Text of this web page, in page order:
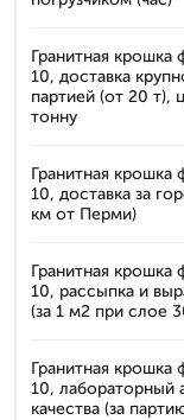
Гранитная крошка
10, доставка
партией (от 20 т),
тонну
Гранитная крошка
10, доставка за
км от Перми)
Гранитная крошка
10, рассыпка и
(за 1 м2 при слое
Гранитная крошка
10, лабораторный
качества (за